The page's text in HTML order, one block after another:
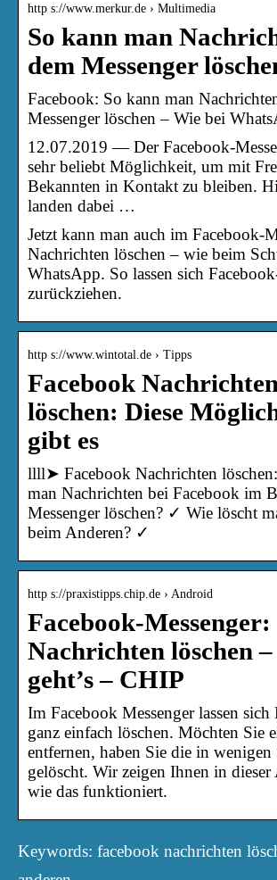
http s://www.merkur.de › Multimedia
So kann man
dem Messenger
Facebook: So kann man
Messenger löschen – Wie bei
12.07.2019 — Der Facebook-
sehr beliebt Möglichkeit, um mit
Bekannten in Kontakt zu bleiben.
landen dabei …
Jetzt kann man auch im Facebook-
Nachrichten löschen – wie beim
WhatsApp. So lassen sich
zurückziehen.
http s://www.wintotal.de › Tipps
Facebook Nachrichten
löschen: Diese
gibt es
llll➤ Facebook Nachrichten
man Nachrichten bei Facebook im
Messenger löschen? ✓ Wie löscht
beim Anderen? ✓
http s://praxistipps.chip.de › Android
Facebook-Messenger:
Nachrichten löschen –
geht’s – CHIP
Im Facebook Messenger lassen sich
ganz einfach löschen. Möchten Sie
entfernen, haben Sie die in wenigen
gelöscht. Wir zeigen Ihnen in
wie das funktioniert.
Keywords: facebook nachrichten